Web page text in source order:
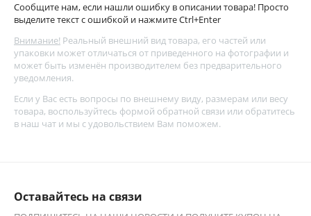
Сообщите нам, если нашли ошибку в описании товара! Просто
выделите текст с ошибкой и нажмите Ctrl+Enter
Внимание! Реальный внешний вид товара, его частей или
упаковки может отличаться от приведенного на фотографии и
может быть изменён производителем без предварительного
уведомления.
Если у Вас есть вопросы по внешнему виду, размерам или весу
товара, воспользуйтесь формой обратной связи или обратитесь
в наш чат и мы с удовольствием Вам поможем.
Оставайтесь на связи